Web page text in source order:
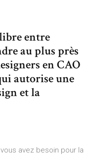
entre
au plus près
en CAO
autorise une
et la
avez besoin pour la